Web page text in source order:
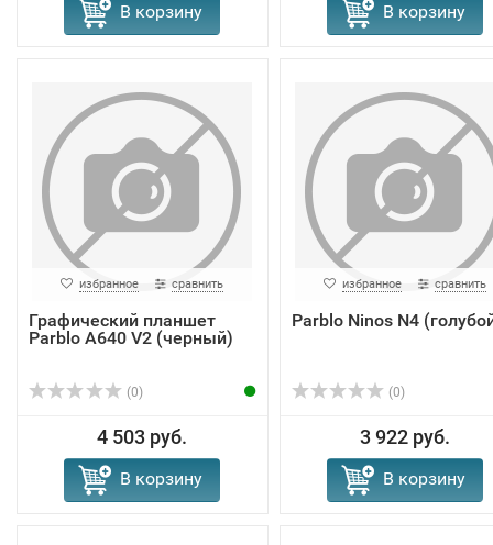
В корзину В корзину
избранное сравнить
Графический планшет
Parblo A640 V2 (черный)
(0)
4 503 руб.
В корзину
избранное сравнить
Parblo Ninos N4
(0)
3 922 руб.
В корзину